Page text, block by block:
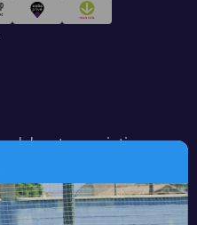
clubs et associations